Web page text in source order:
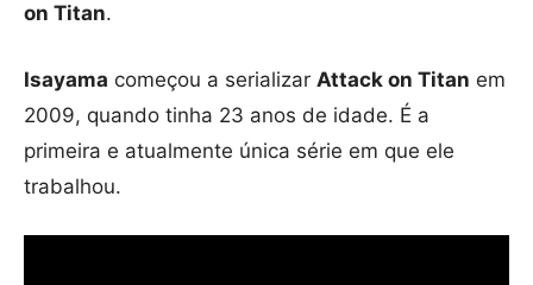
on Titan.
Isayama começou a serializar Attack on Titan em
2009, quando tinha 23 anos de idade. É a
primeira e atualmente única série em que ele
trabalhou.